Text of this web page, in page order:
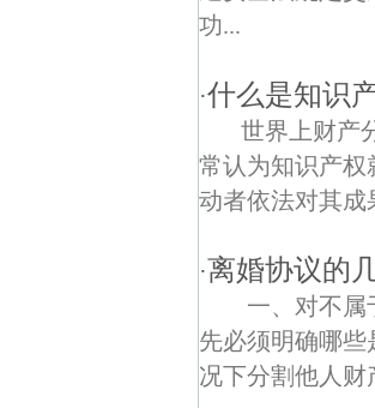
功...
·什么是知识
世界上财产
常认为知识产权
动者依法对其成
·离婚协议的
一、对不属
先必须明确哪
况下分割他人财